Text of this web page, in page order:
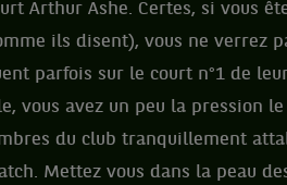
Arthur Ashe. Certes, si vous
ils disent), vous ne verrez
parfois sur le court n°1 de
vous avez un peu la pression
du club tranquillement
Mettez vous dans la peau